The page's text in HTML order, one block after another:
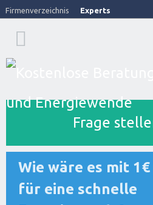
Firmenverzeichnis Experts
Frage
Wie wäre es mit
für eine schnelle